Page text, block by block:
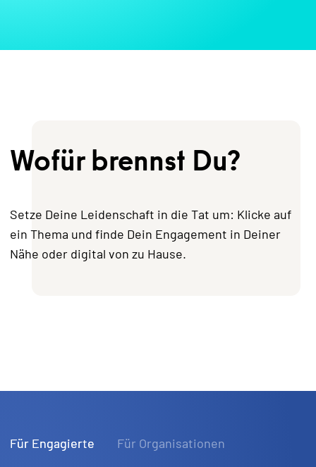
Wofür brennst Du?
Setze Deine Leidenschaft in die Tat um: Klicke auf
ein Thema und finde Dein Engagement in Deiner
Nähe oder digital von zu Hause.
Für Engagierte Für Organisationen